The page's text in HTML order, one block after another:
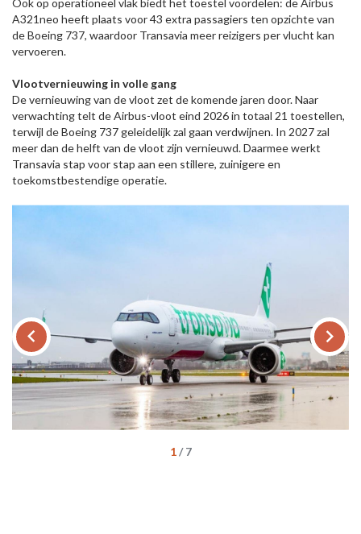
Ook op operationeel vlak biedt het toestel voordelen: de Airbus
A321neo heeft plaats voor 43 extra passagiers ten opzichte van
de Boeing 737, waardoor Transavia meer reizigers per vlucht kan
vervoeren.
Vlootvernieuwing in volle gang
De vernieuwing van de vloot zet de komende jaren door. Naar
verwachting telt de Airbus-vloot eind 2026 in totaal 21 toestellen,
terwijl de Boeing 737 geleidelijk zal gaan verdwijnen. In 2027 zal
meer dan de helft van de vloot zijn vernieuwd. Daarmee werkt
Transavia stap voor stap aan een stillere, zuinigere en
toekomstbestendige operatie.
keyboard_arrow_left keyboard_arrow_right
1/7